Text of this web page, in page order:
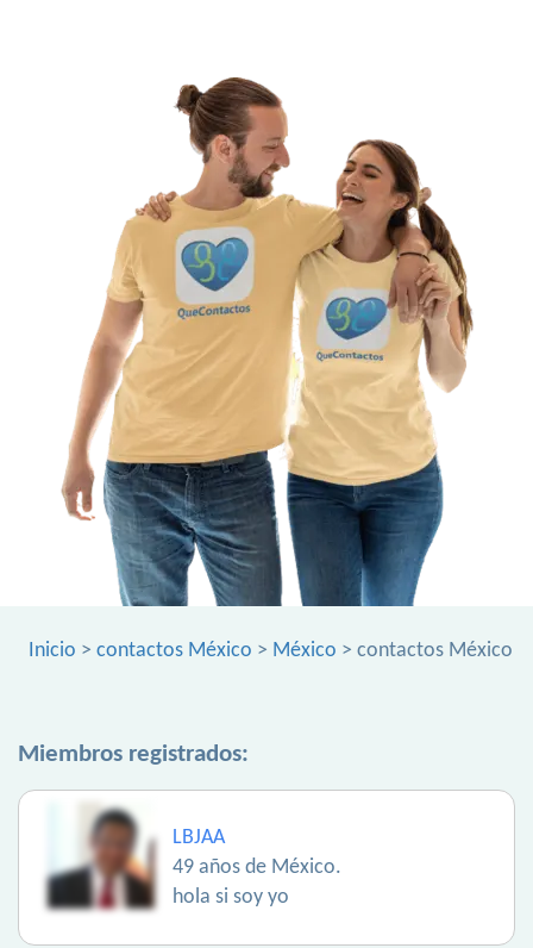
Inicio > contactos México > México > contactos México
Miembros registrados:
LBJAA
49 años de México.
hola si soy yo